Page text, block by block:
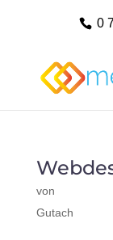
0
von
Gutach